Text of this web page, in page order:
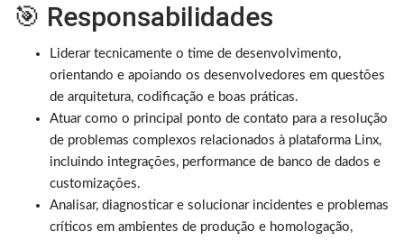
🎯 Responsabilidades
Liderar tecnicamente o time de desenvolvimento,
orientando e apoiando os desenvolvedores em questões
de arquitetura, codificação e boas práticas.
Atuar como o principal ponto de contato para a resolução
de problemas complexos relacionados à plataforma Linx,
incluindo integrações, performance de banco de dados e
customizações.
Analisar, diagnosticar e solucionar incidentes e problemas
críticos em ambientes de produção e homologação,